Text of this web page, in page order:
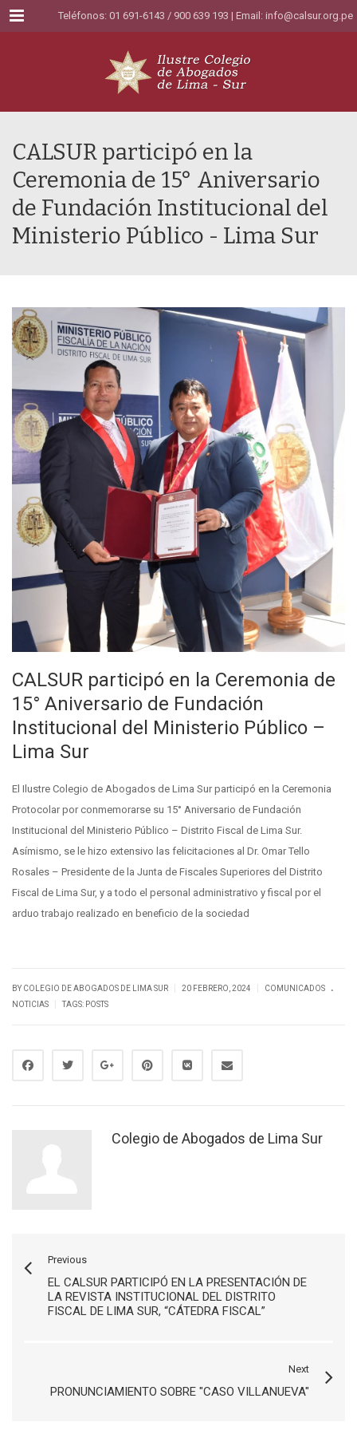
Menu Teléfonos: 01 691-6143 / 900 639 193 | Email: info@calsur.org.pe
CALSUR participó en la
Ceremonia de 15° Aniversario
de Fundación Institucional del
Ministerio Público - Lima Sur
CALSUR participó en la Ceremonia de
15° Aniversario de Fundación
Institucional del Ministerio Público –
Lima Sur
El Ilustre Colegio de Abogados de Lima Sur participó en la Ceremonia
Protocolar por conmemorarse su 15° Aniversario de Fundación
Institucional del Ministerio Público – Distrito Fiscal de Lima Sur.
Asímismo, se le hizo extensivo las felicitaciones al Dr. Omar Tello
Rosales – Presidente de la Junta de Fiscales Superiores del Distrito
Fiscal de Lima Sur, y a todo el personal administrativo y fiscal por el
arduo trabajo realizado en beneficio de la sociedad
BYCOLEGIO DE ABOGADOS DE LIMA SUR 20 FEBRERO, 2024 COMUNICADOS .
NOTICIAS TAGS: POSTS
Colegio de Abogados de Lima Sur
Previous
EL CALSUR PARTICIPÓ EN LA PRESENTACIÓN DE
LA REVISTA INSTITUCIONAL DEL DISTRITO
FISCAL DE LIMA SUR, “CÁTEDRA FISCAL”
Next
PRONUNCIAMIENTO SOBRE "CASO VILLANUEVA"